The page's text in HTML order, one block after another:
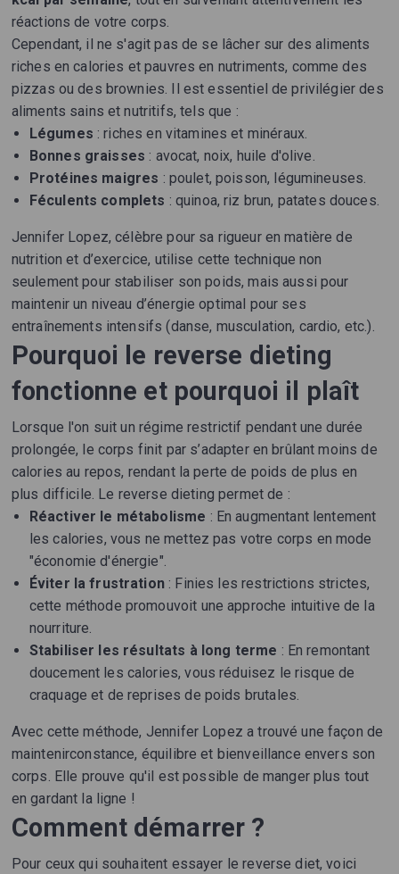
réactions de votre corps.
Cependant, il ne s'agit pas de se lâcher sur des aliments
riches en calories et pauvres en nutriments, comme des
pizzas ou des brownies. Il est essentiel de privilégier des
aliments sains et nutritifs, tels que :
Légumes : riches en vitamines et minéraux.
Bonnes graisses : avocat, noix, huile d'olive.
Protéines maigres : poulet, poisson, légumineuses.
Féculents complets : quinoa, riz brun, patates douces.
Jennifer Lopez, célèbre pour sa rigueur en matière de
nutrition et d’exercice, utilise cette technique non
seulement pour stabiliser son poids, mais aussi pour
maintenir un niveau d’énergie optimal pour ses
entraînements intensifs (danse, musculation, cardio, etc.).
Pourquoi le reverse dieting
fonctionne et pourquoi il plaît
Lorsque l'on suit un régime restrictif pendant une durée
prolongée, le corps finit par s’adapter en brûlant moins de
calories au repos, rendant la perte de poids de plus en
plus difficile. Le reverse dieting permet de :
Réactiver le métabolisme : En augmentant lentement
les calories, vous ne mettez pas votre corps en mode
"économie d'énergie".
Éviter la frustration: Finies les restrictions strictes,
cette méthode promouvoit une approche intuitive de la
nourriture.
Stabiliser les résultats à long terme : En remontant
doucement les calories, vous réduisez le risque de
craquage et de reprises de poids brutales.
Avec cette méthode, Jennifer Lopez a trouvé une façon de
maintenirconstance, équilibre et bienveillance envers son
corps. Elle prouve qu'il est possible de manger plus tout
en gardant la ligne !
Comment démarrer ?
Pour ceux qui souhaitent essayer le reverse diet, voici